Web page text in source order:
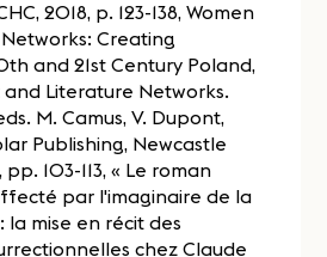
2018, p. 123-138, Women
Creating
and 21st Century Poland,
and Literature Networks.
M. Camus, V. Dupont,
Publishing, Newcastle
103-113, « Le roman
par l'imaginaire de la
mise en récit des
chez Claude